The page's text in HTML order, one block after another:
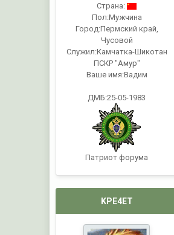
Страна:
Пол:Мужчина
Город:Пермский край,
Чусовой
Служил:Камчатка-Шикотан
ПСКР "Амур"
Ваше имя:Вадим
ДМБ:25-05-1983
Патриот форума
KPE4ET